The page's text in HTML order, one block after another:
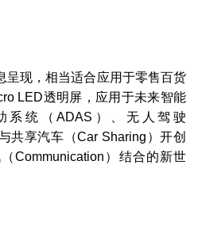
呈现，相当适合应用于零售百货
LED透明屏，应用于未来智能
系统（ADAS）、无人驾驶
共享汽车（Car Sharing）开创
Communication）结合的新世